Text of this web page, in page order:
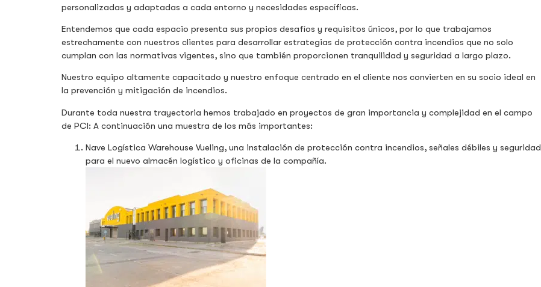
personalizadas y adaptadas a cada entorno y necesidades específicas.
Entendemos que cada espacio presenta sus propios desafíos y requisitos únicos, por lo que trabajamos
estrechamente con nuestros clientes para desarrollar estrategias de protección contra incendios que no solo
cumplan con las normativas vigentes, sino que también proporcionen tranquilidad y seguridad a largo plazo.
Nuestro equipo altamente capacitado y nuestro enfoque centrado en el cliente nos convierten en su socio ideal en
la prevención y mitigación de incendios.
Durante toda nuestra trayectoria hemos trabajado en proyectos de gran importancia y complejidad en el campo
de PCI: A continuación una muestra de los más importantes:
Nave Logística Warehouse Vueling, una instalación de protección contra incendios, señales débiles y seguridad
para el nuevo almacén logístico y oficinas de la compañía.